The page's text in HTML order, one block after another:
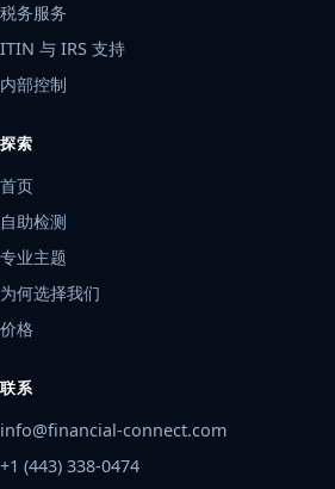
税务服务
ITIN 与 IRS 支持
内部控制
探索
首页
自助检测
专业主题
为何选择我们
价格
联系
info@financial-connect.com
+1 (443) 338-0474